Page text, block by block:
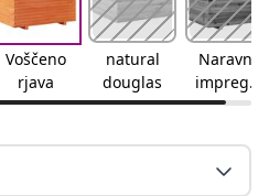
Voščeno
rjava
natural
douglas
Naravno
impregni
rano